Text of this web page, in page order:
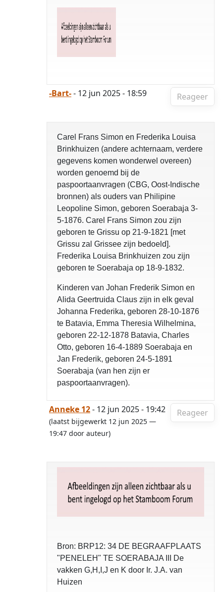
Reageer
-Bart-- 12 jun 2025 - 18:59
Carel Frans Simon en Frederika Louisa
Brinkhuizen (andere achternaam, verdere
gegevens komen wonderwel overeen)
worden genoemd bij de
paspoortaanvragen (CBG, Oost-Indische
bronnen) als ouders van Philipine
Leopoline Simon, geboren Soerabaja 3-
5-1876. Carel Frans Simon zou zijn
geboren te Grissu op 21-9-1821 [met
Grissu zal Grissee zijn bedoeld].
Frederika Louisa Brinkhuizen zou zijn
geboren te Soerabaja op 18-9-1832.
Kinderen van Johan Frederik Simon en
Alida Geertruida Claus zijn in elk geval
Johanna Frederika, geboren 28-10-1876
te Batavia, Emma Theresia Wilhelmina,
geboren 22-12-1878 Batavia, Charles
Otto, geboren 16-4-1889 Soerabaja en
Jan Frederik, geboren 24-5-1891
Soerabaja (van hen zijn er
paspoortaanvragen).
Reageer
Anneke 12- 12 jun 2025 - 19:42
(laatst bijgewerkt 12 jun 2025 —
19:47 door auteur)
Bron: BRP12: 34 DE BEGRAAFPLAATS
"PENELEH" TE SOERABAJA III De
vakken G,H,I,J en K door Ir. J.A. van
Huizen